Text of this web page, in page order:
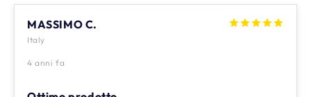
MASSIMO C.
Italy
4 anni fa